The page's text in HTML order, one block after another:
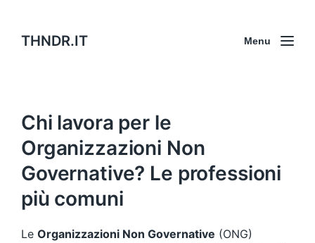
THNDR.IT Menu
Chi lavora per le
Organizzazioni Non
Governative? Le professioni
più comuni
Le Organizzazioni Non Governative (ONG)